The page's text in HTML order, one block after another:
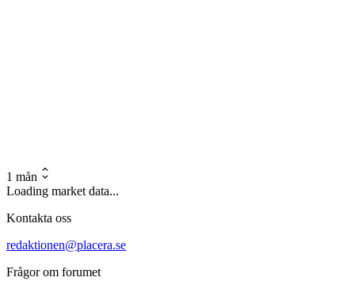
1 mån
Loading market data...
Kontakta oss
redaktionen@placera.se
Frågor om forumet